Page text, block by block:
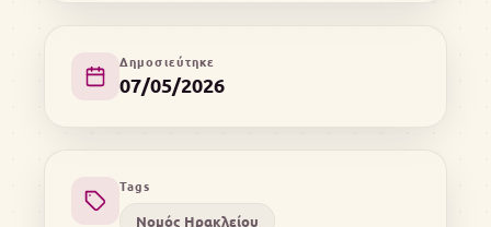
Δημοσιεύτηκε
07/05/2026
Tags
Νομός Ηρακλείου